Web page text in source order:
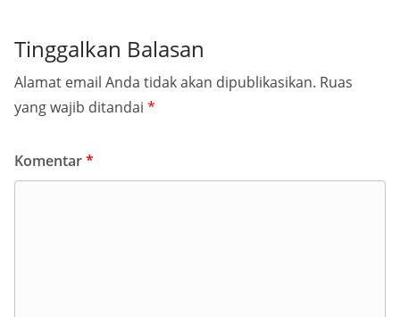
Tinggalkan Balasan
Alamat email Anda tidak akan dipublikasikan. Ruas
yang wajib ditandai *
Komentar*